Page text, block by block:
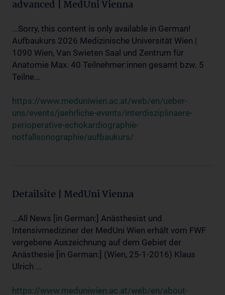
advanced | MedUni Vienna
...Sorry, this content is only available in German!
Aufbaukurs 2026 Medizinische Universität Wien |
1090 Wien, Van Swieten Saal und Zentrum für
Anatomie Max. 40 Teilnehmer:innen gesamt bzw. 5
Teilne...
https://www.meduniwien.ac.at/web/en/ueber-
uns/events/jaehrliche-events/interdisziplinaere-
perioperative-echokardiographie-
notfallsonographie/aufbaukurs/
Detailsite | MedUni Vienna
...All News [in German:] Anästhesist und
Intensivmediziner der MedUni Wien erhält vom FWF
vergebene Auszeichnung auf dem Gebiet der
Anästhesie [in German:] (Wien, 25-1-2016) Klaus
Ulrich ...
https://www.meduniwien.ac.at/web/en/about-